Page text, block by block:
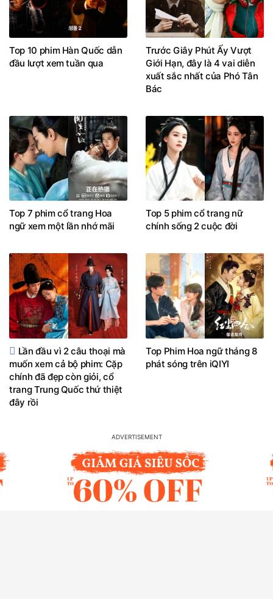
Top 10 phim Hàn Quốc dẫn
đầu lượt xem tuần qua
Trước Giây Phút Ấy Vượt
Giới Hạn, đây là 4 vai diễn
xuất sắc nhất của Phó Tân
Bác
Top 7 phim cổ trang Hoa
ngữ xem một lần nhớ mãi
Top 5 phim cổ trang nữ
chính sống 2 cuộc đời
Lần đầu vì 2 câu thoại mà
muốn xem cả bộ phim: Cặp
chính đã đẹp còn giỏi, cổ
trang Trung Quốc thứ thiệt
đây rồi
Top Phim Hoa ngữ tháng 8
phát sóng trên iQIYI